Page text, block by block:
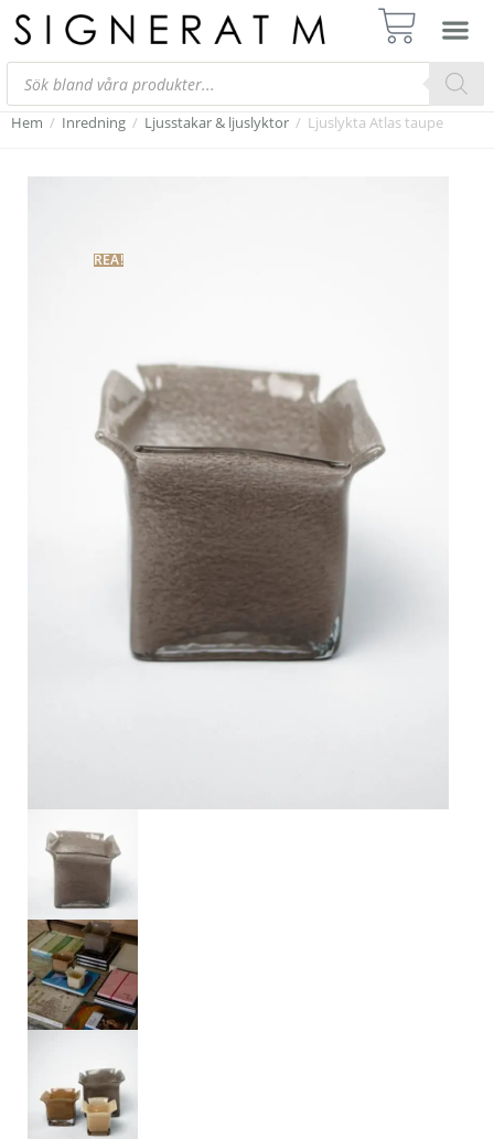
Hem / Inredning / Ljusstakar & ljuslyktor / Ljuslykta Atlas taupe
REA!